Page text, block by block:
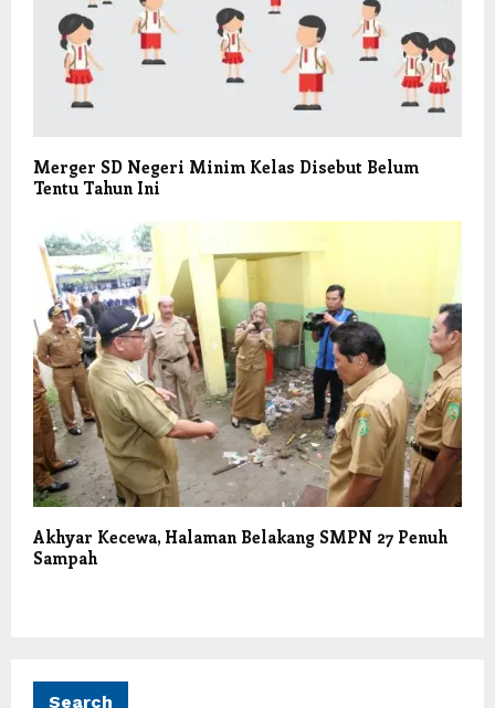
Merger SD Negeri Minim Kelas Disebut Belum
Tentu Tahun Ini
Akhyar Kecewa, Halaman Belakang SMPN 27 Penuh
Sampah
Search